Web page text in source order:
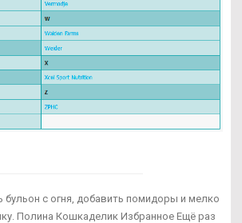
бульон с огня, добавить помидоры и мелко
Полина Кошкаделик Избранное Ещё раз